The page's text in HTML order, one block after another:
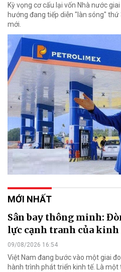
Kỳ vọng cơ cấu lại vốn Nhà nước
hướng đang tiếp diễn "làn sóng"
mới.
MỚI NHẤT
Sân bay thông minh:
lực cạnh tranh của kinh
09/08/2026 16:54
Việt Nam đang bước vào một giai
hành trình phát triển kinh tế. Là